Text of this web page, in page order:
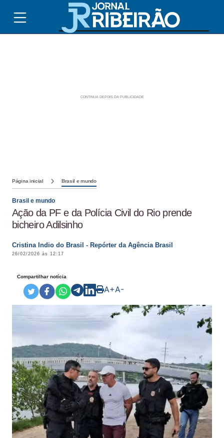
Página inicial Brasil e mundo
Brasil e mundo
Ação da PF e da Polícia Civil do Rio prende
bicheiro Adilsinho
Cristina Indio do Brasil - Repórter da Agência Brasil
26/02/2026 às 12:17
Compartilhar notícia
A+A-